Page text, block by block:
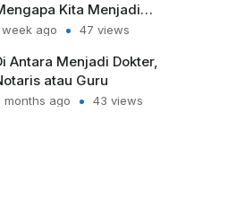
Kita Menjadi
Penjara bagi Diri
week ago 47 views
Antara Menjadi Dokter,
atau Guru
months ago 43 views